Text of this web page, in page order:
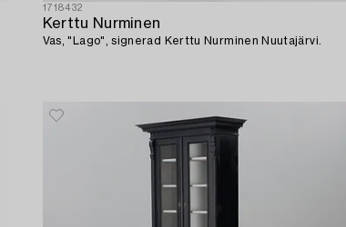
1718432
Kerttu Nurminen
Vas, "Lago", signerad Kerttu Nurminen Nuutajärvi.